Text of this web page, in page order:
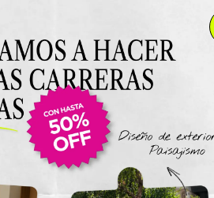
el curso acá!
Viajes
The New York Design
Carreras / Diplomaturas